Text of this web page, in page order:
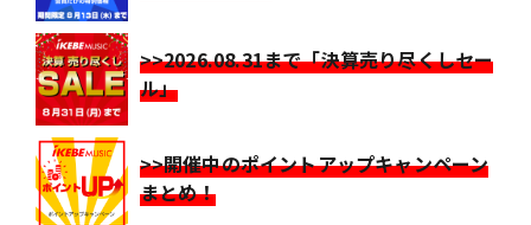
>>2026.08.31まで「決算売り尽くしセー
ル」
>>開催中のポイントアップキャンペーン
まとめ！